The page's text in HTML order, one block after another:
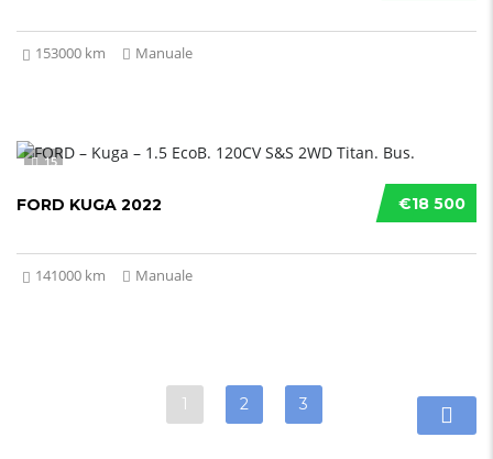
153000 km Manuale
15
€18 500
FORD KUGA 2022
141000 km Manuale
1 2 3